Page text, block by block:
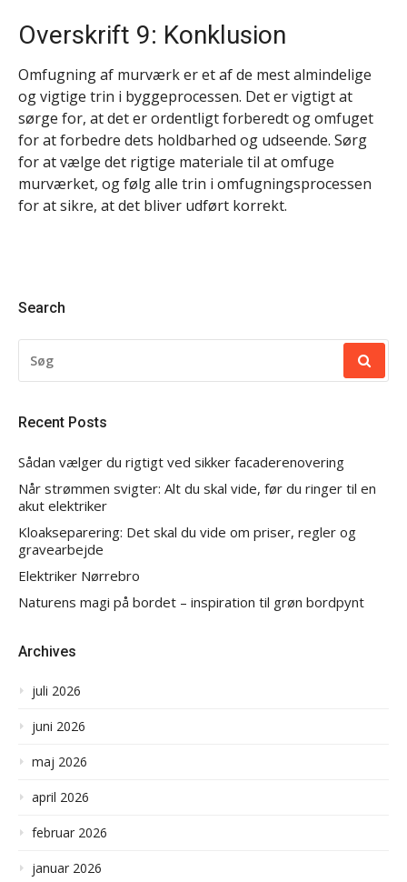
Overskrift 9: Konklusion
Omfugning af murværk er et af de mest almindelige
og vigtige trin i byggeprocessen. Det er vigtigt at
sørge for, at det er ordentligt forberedt og omfuget
for at forbedre dets holdbarhed og udseende. Sørg
for at vælge det rigtige materiale til at omfuge
murværket, og følg alle trin i omfugningsprocessen
for at sikre, at det bliver udført korrekt.
Search
EFTER:
Recent Posts
Sådan vælger du rigtigt ved sikker facaderenovering
Når strømmen svigter: Alt du skal vide, før du ringer til en
akut elektriker
Kloakseparering: Det skal du vide om priser, regler og
gravearbejde
Elektriker Nørrebro
Naturens magi på bordet – inspiration til grøn bordpynt
Archives
juli 2026
juni 2026
maj 2026
april 2026
februar 2026
januar 2026